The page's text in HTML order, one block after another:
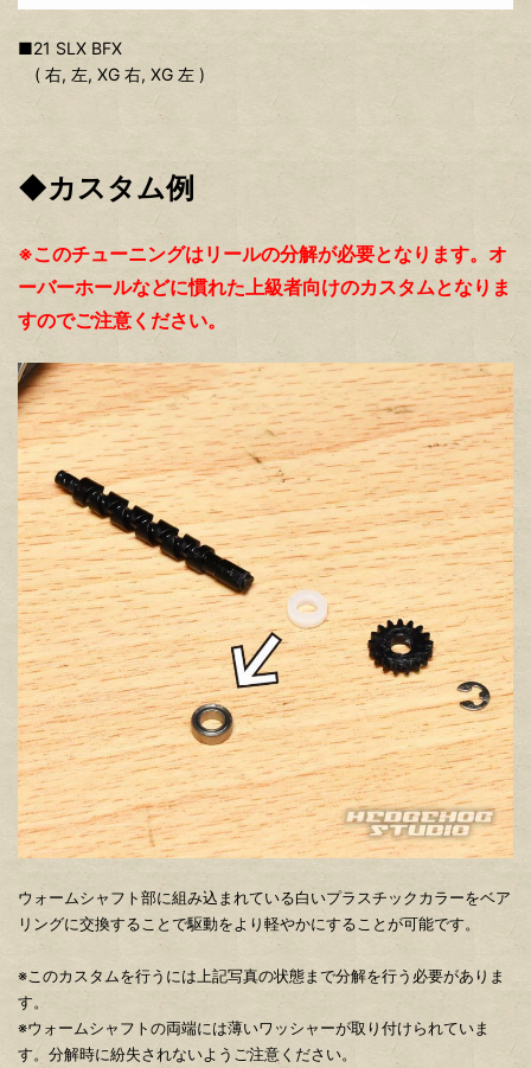
■21 SLX BFX
( 右, 左, XG 右, XG 左 )
◆カスタム例
※このチューニングはリールの分解が必要となります。オ
ーバーホールなどに慣れた上級者向けのカスタムとなりま
すのでご注意ください。
ウォームシャフト部に組み込まれている白いプラスチックカラーをベア
リングに交換することで駆動をより軽やかにすることが可能です。
※このカスタムを行うには上記写真の状態まで分解を行う必要がありま
す。
※ウォームシャフトの両端には薄いワッシャーが取り付けられていま
す。分解時に紛失されないようご注意ください。